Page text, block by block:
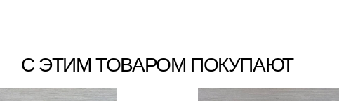
С ЭТИМ ТОВАРОМ ПОКУПАЮТ